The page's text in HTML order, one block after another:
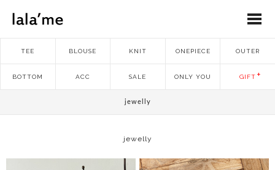
TEE BLOUSE KNIT ONEPIECE OUTER
BOTTOM ACC SALE ONLY YOU GIFT
jewelly
jewelly